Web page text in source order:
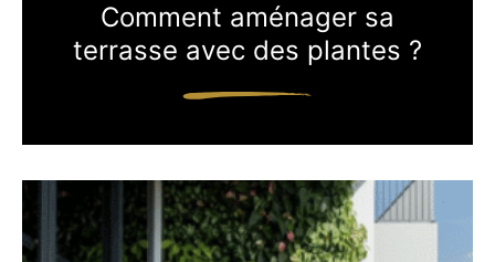
Comment aménager sa
terrasse avec des plantes ?